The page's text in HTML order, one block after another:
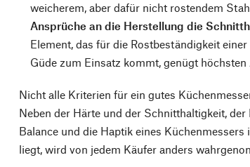
weicherem, aber dafür nicht rostendem
Ansprüche an die Herstellung die
Element, das für die Rostbeständigkeit
Güde zum Einsatz kommt, genügt höchsten
Nicht alle Kriterien für ein gutes
Neben der Härte und der Schnitthaltigkeit,
Balance und die Haptik eines
liegt, wird von jedem Käufer anders